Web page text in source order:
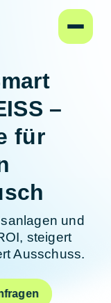
–
für
und
steigert
Ausschuss.